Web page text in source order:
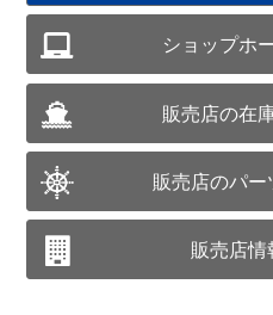
ショップホ
販売店の在
販売店のパー
販売店情